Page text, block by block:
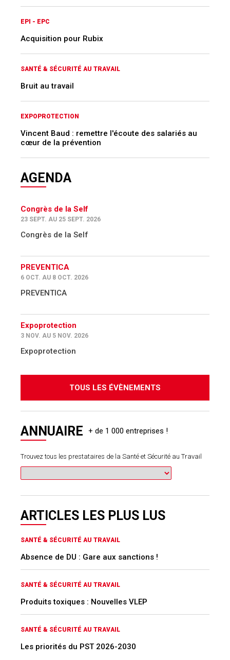
EPI - EPC
Acquisition pour Rubix
SANTÉ & SÉCURITÉ AU TRAVAIL
Bruit au travail
EXPOPROTECTION
Vincent Baud : remettre l'écoute des salariés au
cœur de la prévention
AGENDA
Congrès de la Self
23 SEPT. AU 25 SEPT. 2026
Congrès de la Self
PREVENTICA
6 OCT. AU 8 OCT. 2026
PREVENTICA
Expoprotection
3 NOV. AU 5 NOV. 2026
Expoprotection
TOUS LES ÉVÈNEMENTS
ANNUAIRE
Trouvez tous les prestataires de la Santé et Sécurité au Travail
ARTICLES LES PLUS LUS
SANTÉ & SÉCURITÉ AU TRAVAIL
Absence de DU : Gare aux sanctions !
SANTÉ & SÉCURITÉ AU TRAVAIL
Produits toxiques : Nouvelles VLEP
SANTÉ & SÉCURITÉ AU TRAVAIL
Les priorités du PST 2026-2030